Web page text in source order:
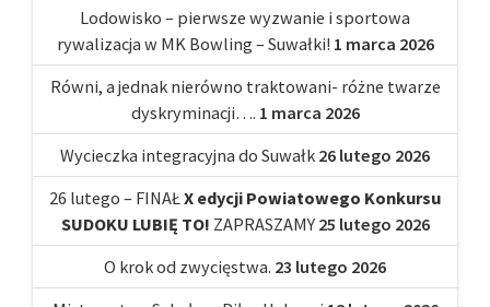
Lodowisko – pierwsze wyzwanie i sportowa
rywalizacja w MK Bowling – Suwałki! 1 marca 2026
Równi, a jednak nierówno traktowani- różne twarze
dyskryminacji…. 1 marca 2026
Wycieczka integracyjna do Suwałk 26 lutego 2026
26 lutego – FINAŁ X edycji Powiatowego Konkursu
SUDOKU LUBIĘ TO! ZAPRASZAMY 25 lutego 2026
O krok od zwycięstwa. 23 lutego 2026